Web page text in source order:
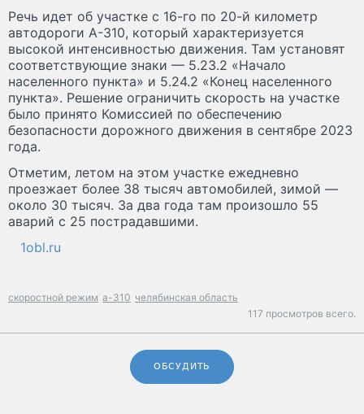
Речь идет об участке с 16-го по 20-й километр
автодороги А-310, который характеризуется
высокой интенсивностью движения. Там установят
соответствующие знаки — 5.23.2 «Начало
населенного пункта» и 5.24.2 «Конец населенного
пункта». Решение ограничить скорость на участке
было принято Комиссией по обеспечению
безопасности дорожного движения в сентябре 2023
года.
Отметим, летом на этом участке ежедневно
проезжает более 38 тысяч автомобилей, зимой —
около 30 тысяч. За два года там произошло 55
аварий с 25 пострадавшими.
1obl.ru
скоростной режим а-310 челябинская область
117 просмотров всего.
ОБСУДИТЬ